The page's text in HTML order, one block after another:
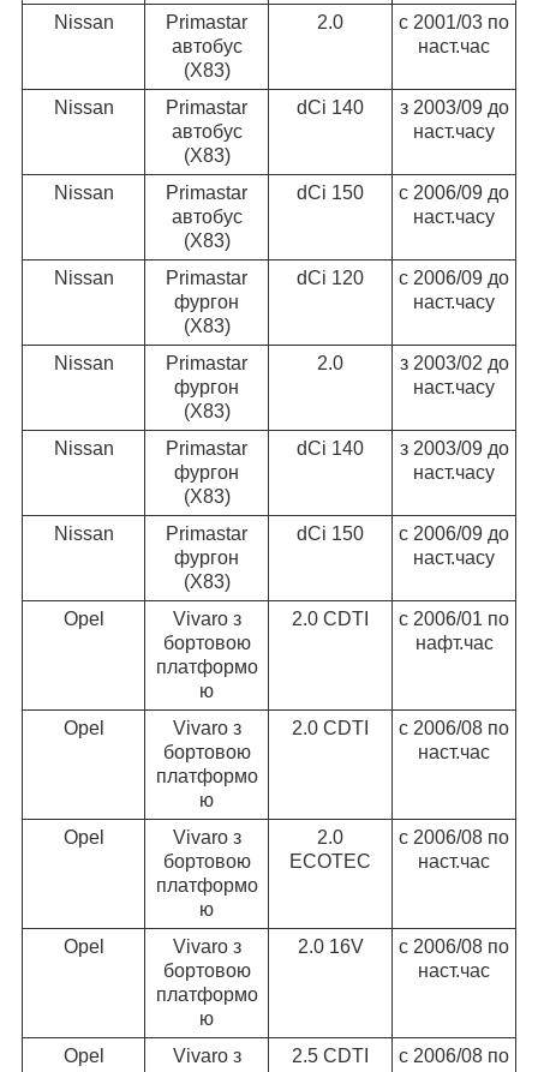
Nissan
Primastar
автобус
(X83)
2.0
c 2001/03 по
наст.час
Nissan
Primastar
автобус
(X83)
dCi 140
з 2003/09 до
наст.часу
Nissan
Primastar
автобус
(X83)
dCi 150
c 2006/09 до
наст.часу
Nissan
Primastar
фургон
(X83)
dCi 120
c 2006/09 до
наст.часу
Nissan
Primastar
фургон
(X83)
2.0
з 2003/02 до
наст.часу
Nissan
Primastar
фургон
(X83)
dCi 140
з 2003/09 до
наст.часу
Nissan
Primastar
фургон
(X83)
dCi 150
c 2006/09 до
наст.часу
Opel
Vivaro з
бортовою
платформо
ю
2.0 CDTI
c 2006/01 по
нафт.час
Opel
Vivaro з
бортовою
платформо
ю
2.0 CDTI
c 2006/08 по
наст.час
Opel
Vivaro з
бортовою
платформо
ю
2.0
ECOTEC
c 2006/08 по
наст.час
Opel
Vivaro з
бортовою
платформо
ю
2.0 16V
c 2006/08 по
наст.час
Opel
Vivaro з
2.5 CDTI
c 2006/08 по